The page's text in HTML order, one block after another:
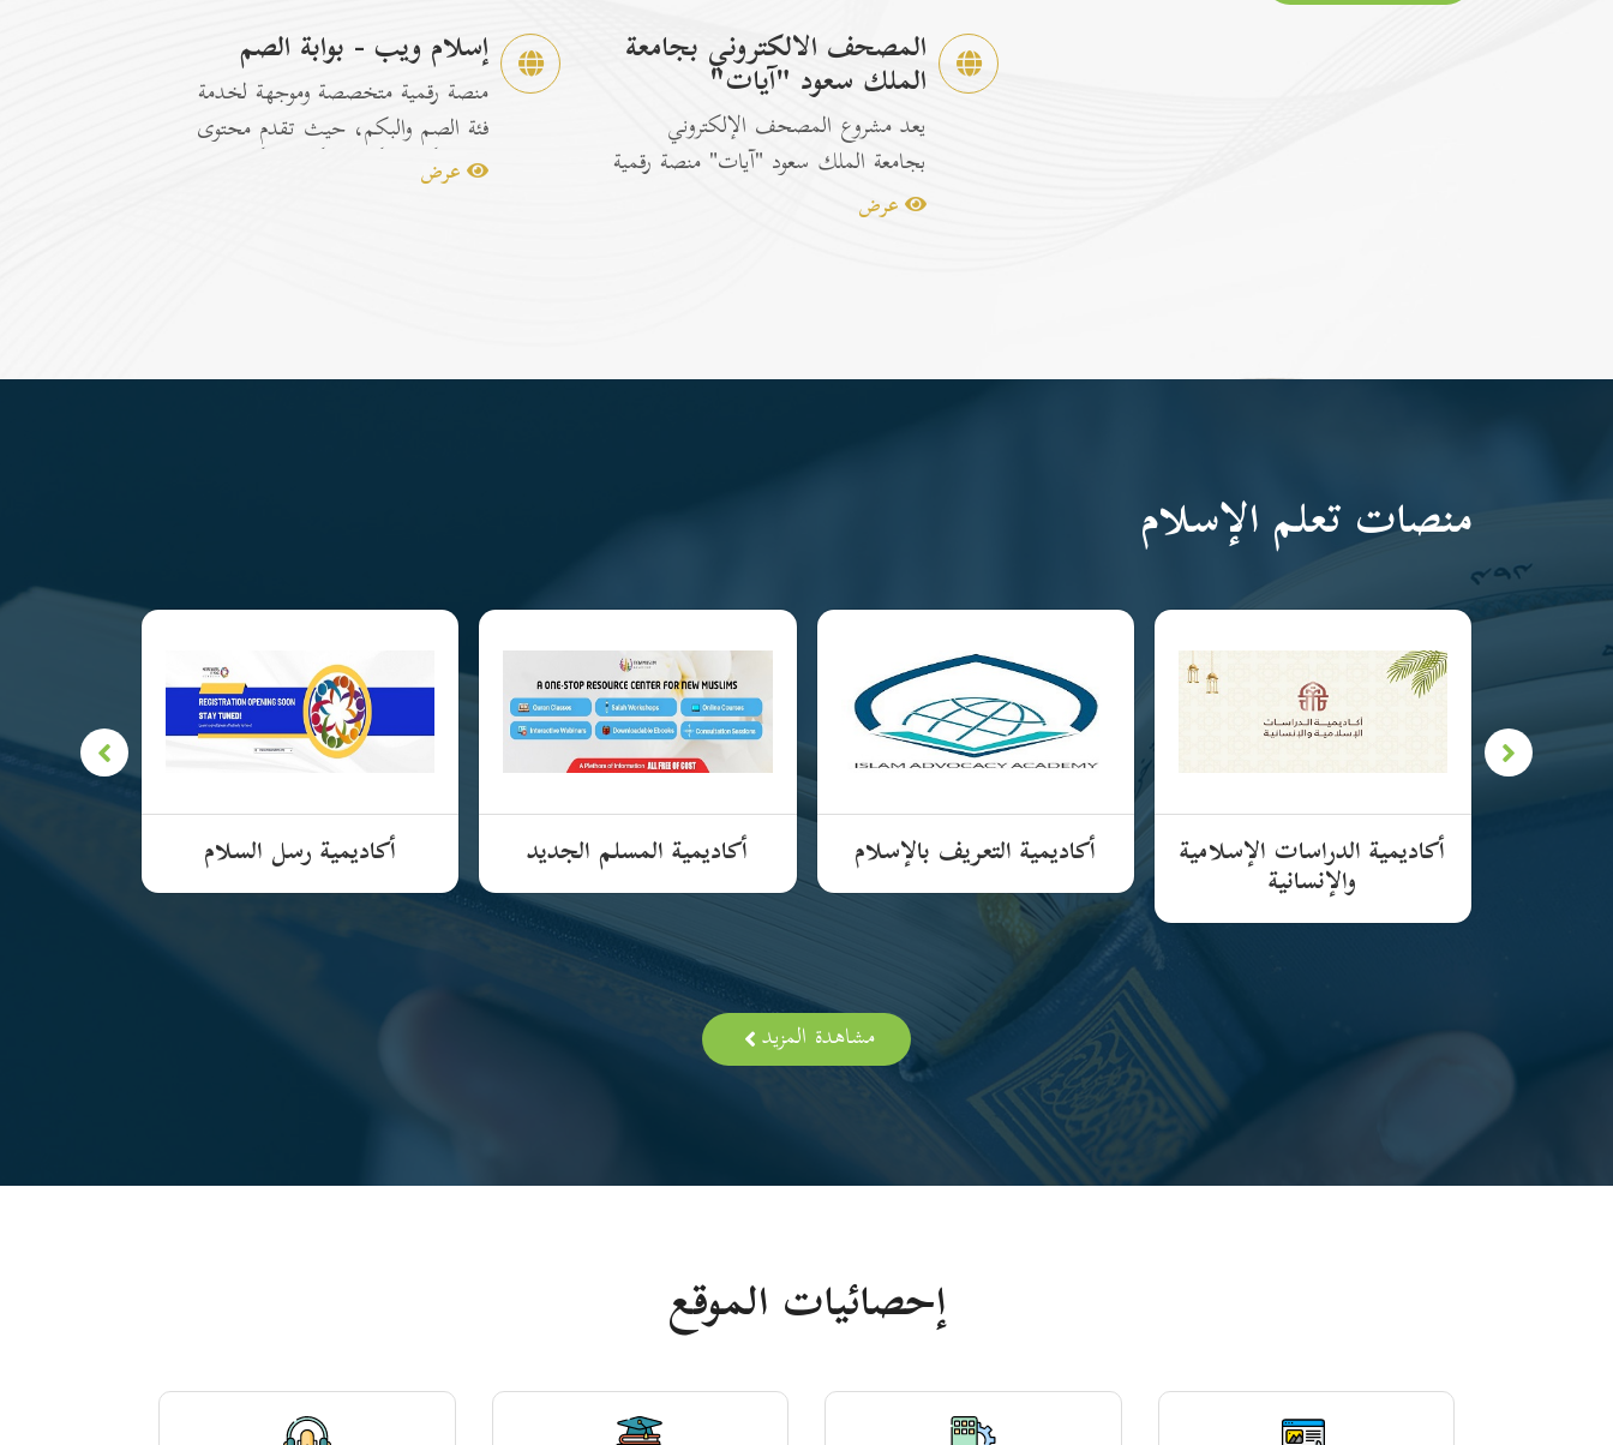
المصحف الالكتروني بجامعة
الملك سعود "آيات"
يعد مشروع المصحف الإلكتروني
بجامعة الملك سعود "آيات" منصة رقمية
متكاملة ومخصصة لتصفح وقراءة القرآن
عرض
إسلام ويب - بوابة الصم
منصة رقمية متخصصة وموجهة لخدمة
فئة الصم والبكم، حيث تقدم محتوى
إسلامياً وتوعوياً تفاعلياً مترجماً با...
عرض
منصات تعلم الإسلام
أكاديمية الدراسات الإسلامية
والإنسانية
أكاديمية التعريف بالإسلام أكاديمية المسلم الجديد أكاديمية رسل السلام
مشاهدة المزيد
إحصائيات الموقع